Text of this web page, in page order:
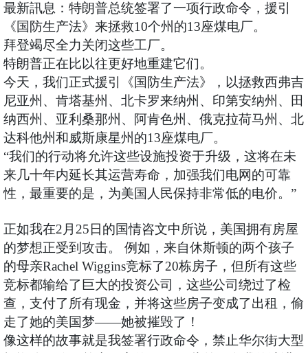
最新訊息：特朗普总统签署了一项行政命令，援引
《国防生产法》来拯救10个州的13座煤电厂。
拜登竭尽全力关闭这些工厂。
特朗普正在比以往更好地重建它们。
今天，我们正式援引《国防生产法》，以拯救西弗吉
尼亚州、肯塔基州、北卡罗来纳州、印第安纳州、田
纳西州、亚利桑那州、阿肯色州、俄克拉荷马州、北
达科他州和威斯康星州的13座煤电厂。
“我们的行动将允许这些设施投资于升级，这将在未
来几十年内延长其运营寿命，加强我们电网的可靠
性，最重要的是，为美国人民保持非常低的电价。”
正如我在2月25日的国情咨文中所说，美国拥有房屋
的梦想正受到攻击。 例如，来自休斯顿的两个孩子
的母亲Rachel Wiggins竞标了20栋房子，但所有这些
竞标都输给了巨大的投资公司，这些公司绕过了检
查，支付了所有现金，并将这些房子变成了出租，偷
走了她的美国梦——她被摧毁了！
像这样的故事就是我签署行政命令，禁止华尔街大型